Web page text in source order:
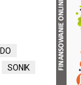
SONIK